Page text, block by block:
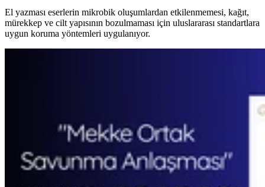
El yazması eserlerin mikrobik oluşumlardan etkilenmemesi, kağıt,
mürekkep ve cilt yapısının bozulmaması için uluslararası standartlara
uygun koruma yöntemleri uygulanıyor.